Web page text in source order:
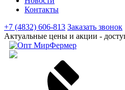
Контакты
+7 (4832) 606-813 Заказать звонок
Актуальные цены и акции -